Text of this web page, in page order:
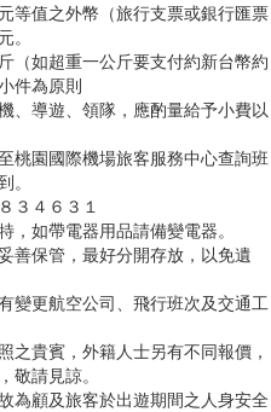
等值之外幣（旅行支票或銀行匯票
。
（如超重一公斤要支付約新台幣約
件為原則
、導遊、領隊，應酌量給予小費以
桃園國際機場旅客服務中心查詢班
。
３４６３１
，如帶電器用品請備變電器。
善保管，最好分開存放，以免遺
變更航空公司、飛行班次及交通工
之貴賓，外籍人士另有不同報價，
敬請見諒。
為顧及旅客於出遊期間之人身安全